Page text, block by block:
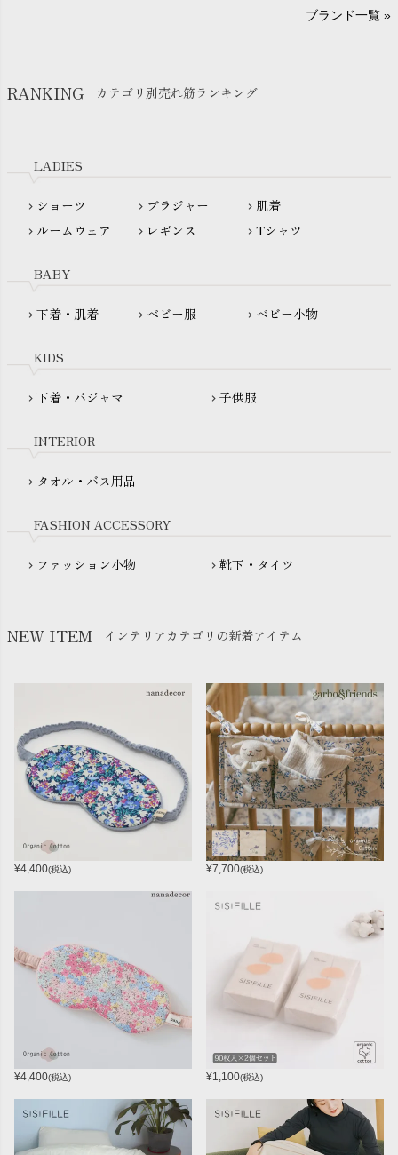
生活アートクラブ
nanadecor（ナナデェコール）
Haruulala（ハルウララ）
PeopleTree（ピープルツリー）
PRISTINE（プリスティン）
fromF（フロムエフ）
Madame MO（マダムモー）
maggies（マギーズ）
MATONA（マトナ）
mini rodini（ミニロディーニ）
My Little Cozmo（マイリトルコズモ）
NewNative（ニューネイティブ）
ブランド一覧 »
RANKING カテゴリ別売れ筋ランキング
LADIES
chevron_right ショーツ chevron_right ブラジャー chevron_right 肌着
chevron_right ルームウェア chevron_right レギンス chevron_rightTシャツ
BABY
chevron_right 下着・肌着 chevron_right ベビー服 chevron_right ベビー小物
KIDS
chevron_right 下着・パジャマ chevron_right 子供服
INTERIOR
chevron_right タオル・バス用品
FASHION ACCESSORY
chevron_right ファッション小物 chevron_right 靴下・タイツ
NEW ITEM インテリアカテゴリの新着アイテム
¥4,400(税込) ¥7,700(税込)
¥4,400(税込) ¥1,100(税込)